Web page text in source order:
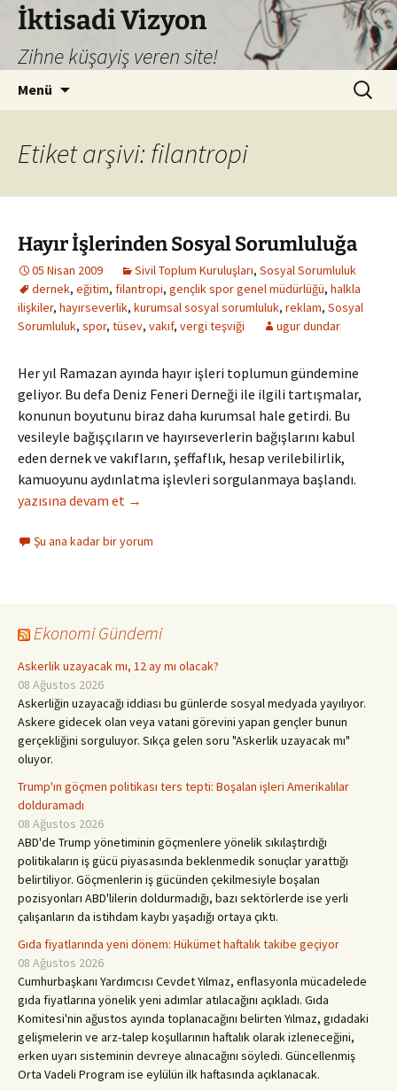
İktisadi Vizyon
Zihne küşayiş veren site!
Menü Arama:
Etiket arşivi: filantropi
Hayır İşlerinden Sosyal Sorumluluğa
05 Nisan 2009 Sivil Toplum Kuruluşları, Sosyal Sorumluluk
dernek, eğitim, filantropi, gençlik spor genel müdürlüğü, halkla
ilişkiler, hayırseverlik, kurumsal sosyal sorumluluk, reklam, Sosyal
Sorumluluk, spor, tüsev, vakıf, vergi teşviği ugur dundar
Her yıl Ramazan ayında hayır işleri toplumun gündemine
geliyor. Bu defa Deniz Feneri Derneği ile ilgili tartışmalar,
konunun boyutunu biraz daha kurumsal hale getirdi. Bu
vesileyle bağışçıların ve hayırseverlerin bağışlarını kabul
eden dernek ve vakıfların, şeffaflık, hesap verilebilirlik,
kamuoyunu aydınlatma işlevleri sorgulanmaya başlandı.
Hayır İşlerinden Sosyal Sorumluluğa
yazısına devam et →
Şu ana kadar bir yorum
Ekonomi Gündemi
Askerlik uzayacak mı, 12 ay mı olacak?
08 Ağustos 2026
Askerliğin uzayacağı iddiası bu günlerde sosyal medyada yayılıyor.
Askere gidecek olan veya vatani görevini yapan gençler bunun
gerçekliğini sorguluyor. Sıkça gelen soru "Askerlik uzayacak mı"
oluyor.
Trump'ın göçmen politikası ters tepti: Boşalan işleri Amerikalılar
dolduramadı
08 Ağustos 2026
ABD'de Trump yönetiminin göçmenlere yönelik sıkılaştırdığı
politikaların iş gücü piyasasında beklenmedik sonuçlar yarattığı
belirtiliyor. Göçmenlerin iş gücünden çekilmesiyle boşalan
pozisyonları ABD'lilerin doldurmadığı, bazı sektörlerde ise yerli
çalışanların da istihdam kaybı yaşadığı ortaya çıktı.
Gıda fiyatlarında yeni dönem: Hükümet haftalık takibe geçiyor
08 Ağustos 2026
Cumhurbaşkanı Yardımcısı Cevdet Yılmaz, enflasyonla mücadelede
gıda fiyatlarına yönelik yeni adımlar atılacağını açıkladı. Gıda
Komitesi'nin ağustos ayında toplanacağını belirten Yılmaz, gıdadaki
gelişmelerin ve arz-talep koşullarının haftalık olarak izleneceğini,
erken uyarı sisteminin devreye alınacağını söyledi. Güncellenmiş
Orta Vadeli Program ise eylülün ilk haftasında açıklanacak.